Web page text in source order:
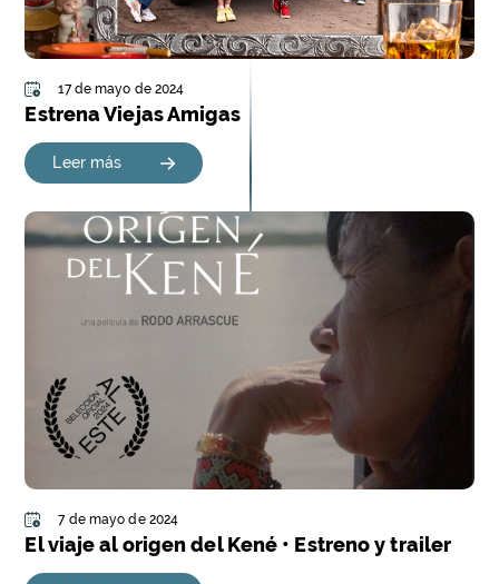
17 de mayo de 2024
Estrena Viejas Amigas
Leer más
7 de mayo de 2024
El viaje al origen del Kené • Estreno y trailer